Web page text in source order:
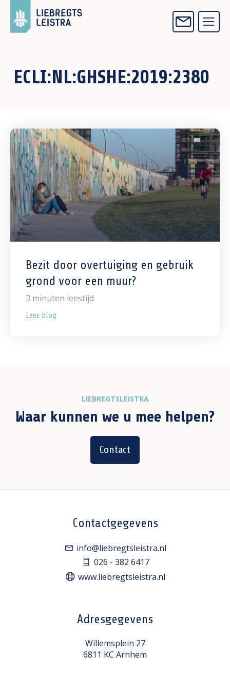
ECLI:NL:GHSHE:2019:2380
Bezit door overtuiging en gebruik
grond voor een muur?
3 minuten leestijd
Lees blog
LIEBREGTSLEISTRA
Waar kunnen we u mee helpen?
Contact
Contactgegevens
info@liebregtsleistra.nl
026 - 382 6417
www.liebregtsleistra.nl
Adresgegevens
Willemsplein 27
6811 KC Arnhem